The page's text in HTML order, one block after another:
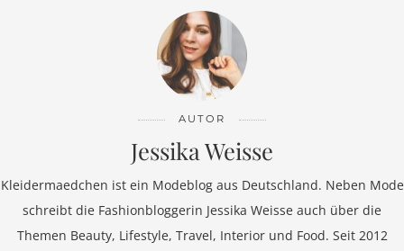
AUTOR
Jessika Weisse
Kleidermaedchen ist ein Modeblog aus Deutschland. Neben Mode
schreibt die Fashionbloggerin Jessika Weisse auch über die
Themen Beauty, Lifestyle, Travel, Interior und Food. Seit 2012